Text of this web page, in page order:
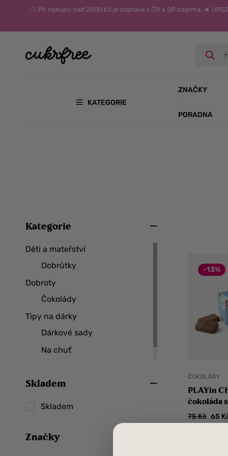
🤍 Při nákupu nad 2500 Kč je doprava v ČR a SR zdarma. 🔥
KATEGORIE
ZNAČKY
PORADNA
Kategorie
Děti a mateřství
Dobrůtky
Dobroty
Čokolády
Tipy na dárky
Dárkové sady
Na chuť
Skladem
Skladem
Značky
-13%
ČOKOLÁDY
PLAYin
čokoláda
75Kč 65